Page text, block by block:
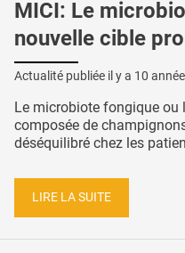
MICI: Le
nouvelle cible
Actualité publiée il y a 10
Le microbiote fongique
composée de
déséquilibré chez les
LIRE LA SUITE